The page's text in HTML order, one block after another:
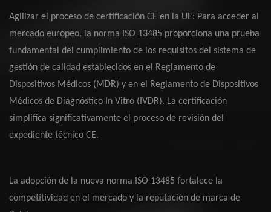
Agilizar el proceso de certificación CE en la UE: Para acceder al
mercado europeo, la norma ISO 13485 proporciona una prueba
fundamental del cumplimiento de los requisitos del sistema de
gestión de calidad establecidos en el Reglamento de
Dispositivos Médicos (MDR) y en el Reglamento de Dispositivos
Médicos de Diagnóstico In Vitro (IVDR). La certificación
simplifica significativamente el proceso de revisión del
expediente técnico CE.
La adopción de la nueva norma ISO 13485 fortalece la
competitividad en el mercado y la reputación de marca de